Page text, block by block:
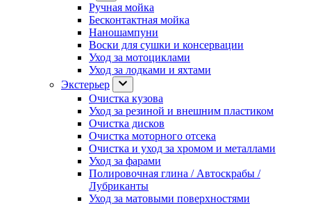
Ручная мойка
Бесконтактная мойка
Наношампуни
Воски для сушки и консервации
Уход за мотоциклами
Уход за лодками и яхтами
Экстерьер
Очистка кузова
Уход за резиной и внешним пластиком
Очистка дисков
Очистка моторного отсека
Очистка и уход за хромом и металлами
Уход за фарами
Полировочная глина / Автоскрабы /
Лубриканты
Уход за матовыми поверхностями